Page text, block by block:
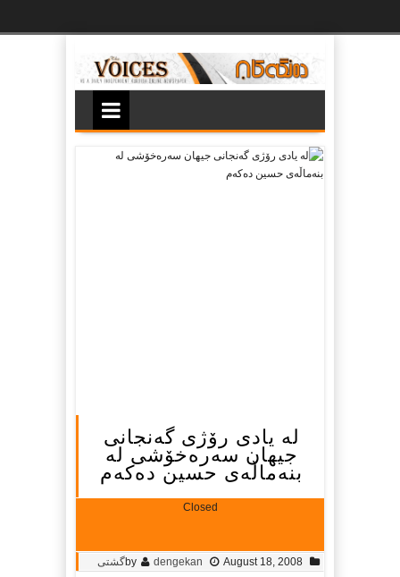
له‌ یادی رۆژی گه‌نجانی
جیهان سه‌ره‌خۆشی له‌
بنه‌ماڵه‌ی حسین ده‌که‌م
Closed
by dengekan August 18, 2008 گشتی